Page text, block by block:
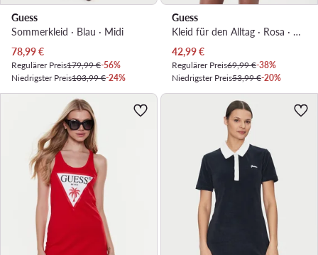
Guess
Sommerkleid · Blau · Midi
Aktueller Preis
78,99€
Regulärer Preis179,99 €-56%
Niedrigster Preis103,99 €-24%
Guess
Kleid für den Alltag · Rosa · Mini
Aktueller Preis
42,99€
Regulärer Preis69,99 €-38%
Niedrigster Preis53,99 €-20%